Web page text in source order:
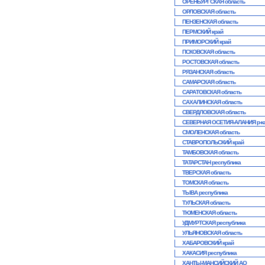
ОРЕНБУРГСКАЯ область
ОРЛОВСКАЯ область
ПЕНЗЕНСКАЯ область
ПЕРМСКИЙ край
ПРИМОРСКИЙ край
ПСКОВСКАЯ область
РОСТОВСКАЯ область
РЯЗАНСКАЯ область
САМАРСКАЯ область
САРАТОВСКАЯ область
САХАЛИНСКАЯ область
СВЕРДЛОВСКАЯ область
СЕВЕРНАЯ ОСЕТИЯ-АЛАНИЯ р-
СМОЛЕНСКАЯ область
СТАВРОПОЛЬСКИЙ край
ТАМБОВСКАЯ область
ТАТАРСТАН республика
ТВЕРСКАЯ область
ТОМСКАЯ область
ТЫВА республика
ТУЛЬСКАЯ область
ТЮМЕНСКАЯ область
УДМУРТСКАЯ республика
УЛЬЯНОВСКАЯ область
ХАБАРОВСКИЙ край
ХАКАСИЯ республика
ХАНТЫ-МАНСИЙСКИЙ АО